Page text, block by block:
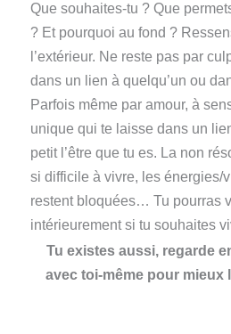
Que souhaites-tu ? Que
? Et pourquoi au fond ?
l’extérieur. Ne reste pas par
dans un lien à quelqu’un ou
Parfois même par amour, à
unique qui te laisse dans un
petit l’être que tu es. La non
si difficile à vivre, les énergies/
restent bloquées… Tu pourras
intérieurement si tu souhaites
Tu existes aussi, regarde
avec toi-même pour mieux